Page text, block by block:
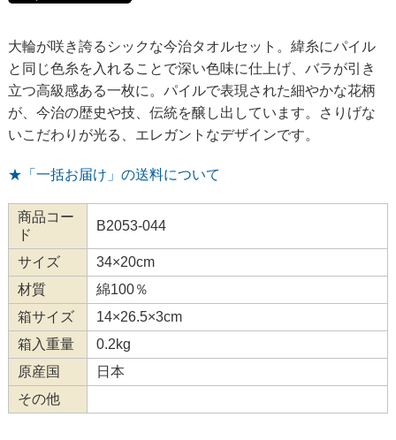
大輪が咲き誇るシックな今治タオルセット。緯糸にパイル
と同じ色糸を入れることで深い色味に仕上げ、バラが引き
立つ高級感ある一枚に。パイルで表現された細やかな花柄
が、今治の歴史や技、伝統を醸し出しています。さりげな
いこだわりが光る、エレガントなデザインです。
★「一括お届け」の送料について
商品コー
ド
B2053-044
サイズ
34×20cm
材質
綿100％
箱サイズ
14×26.5×3cm
箱入重量
0.2kg
原産国
日本
その他